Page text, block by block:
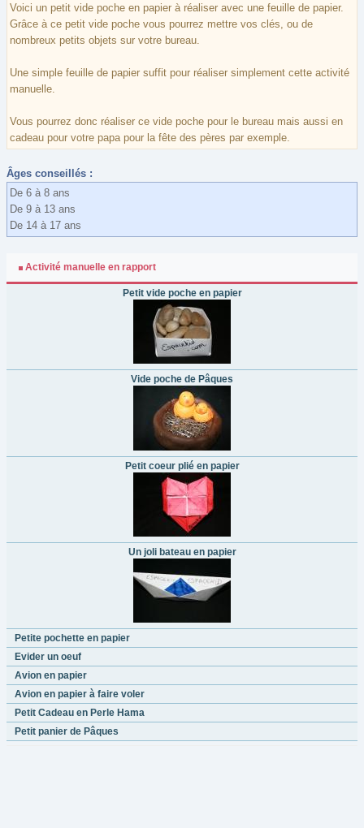
Voici un petit vide poche en papier à réaliser avec une feuille de papier.
Grâce à ce petit vide poche vous pourrez mettre vos clés, ou de
nombreux petits objets sur votre bureau.
Une simple feuille de papier suffit pour réaliser simplement cette activité
manuelle.
Vous pourrez donc réaliser ce vide poche pour le bureau mais aussi en
cadeau pour votre papa pour la fête des pères par exemple.
Âges conseillés :
De 6 à 8 ans
De 9 à 13 ans
De 14 à 17 ans
Activité manuelle en rapport
Petit vide poche en papier
Vide poche de Pâques
Petit coeur plié en papier
Un joli bateau en papier
Petite pochette en papier
Evider un oeuf
Avion en papier
Avion en papier à faire voler
Petit Cadeau en Perle Hama
Petit panier de Pâques